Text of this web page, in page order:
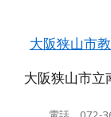
大阪狭山市
大阪狭山市